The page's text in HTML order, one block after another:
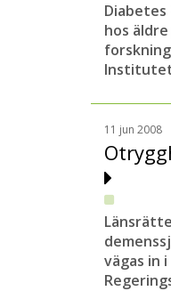
Diabetes
hos
11 jun 2008
vägas in